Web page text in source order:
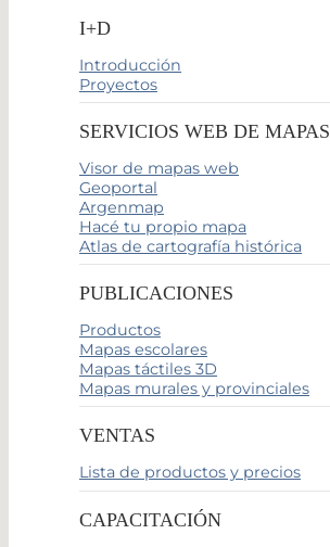
I+D
Introducción
Proyectos
SERVICIOS WEB DE MAPAS
Visor de mapas web
Geoportal
Argenmap
Hacé tu propio mapa
Atlas de cartografía histórica
PUBLICACIONES
Productos
Mapas escolares
Mapas táctiles 3D
Mapas murales y provinciales
VENTAS
Lista de productos y precios
CAPACITACIÓN